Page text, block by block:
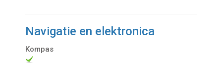
Navigatie en elektronica
Kompas